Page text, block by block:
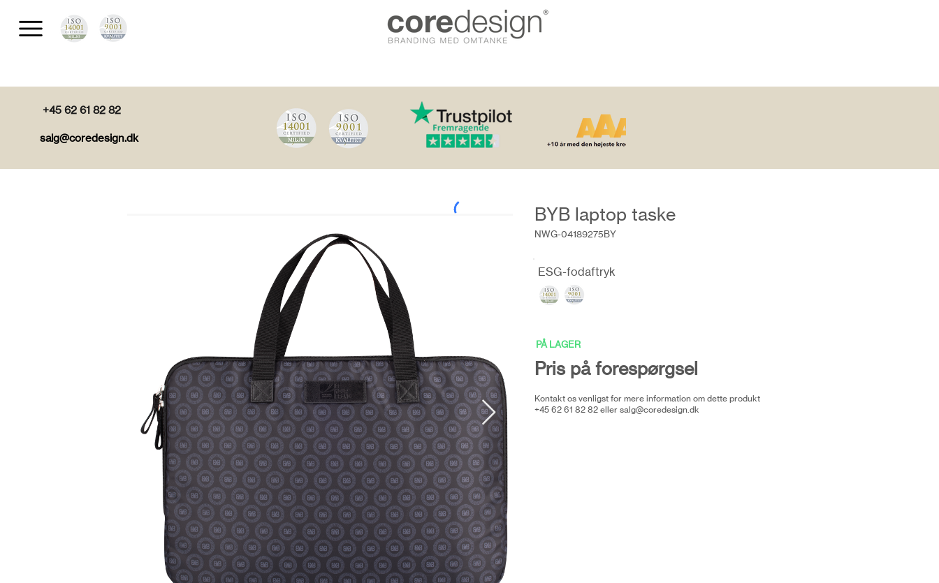
+45 62 61 82 82
salg@coredesign.dk
BYB laptop taske
NWG-04189275BY
ESG-fodaftryk
PÅ LAGER
Pris på forespørgsel
Kontakt os venligst for mere information om dette produkt
+45 62 61 82 82 eller salg@coredesign.dk